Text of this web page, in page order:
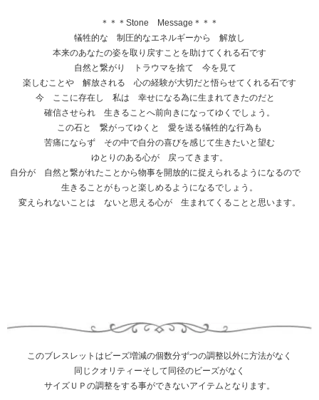
＊＊＊Stone Message＊＊＊
犠牲的な 制圧的なエネルギーから 解放し
本来のあなたの姿を取り戻すことを助けてくれる石です
自然と繋がり トラウマを捨て 今を見て
楽しむことや 解放される 心の経験が大切だと悟らせてくれる石です
今 ここに存在し 私は 幸せになる為に生まれてきたのだと
確信させられ 生きることへ前向きになってゆくでしょう。
この石と 繋がってゆくと 愛を送る犠牲的な行為も
苦痛にならず その中で自分の喜びを感じて生きたいと望む
ゆとりのある心が 戻ってきます。
自分が 自然と繋がれたことから物事を開放的に捉えられるようになるので
生きることがもっと楽しめるようになるでしょう。
変えられないことは ないと思える心が 生まれてくることと思います。
このブレスレットはビーズ増減の個数分ずつの調整以外に方法がなく
同じクオリティーそして同径のビーズがなく
サイズＵＰの調整をする事ができないアイテムとなります。